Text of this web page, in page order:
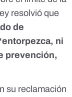
resolvió que
de
ni
prevención,
su reclamación